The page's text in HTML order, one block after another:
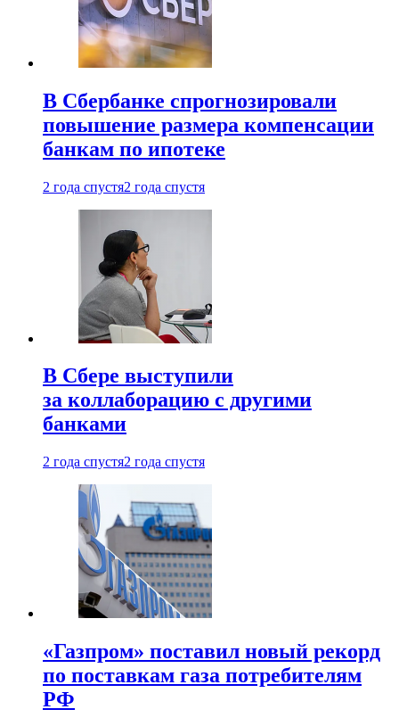
В Сбербанке спрогнозировали
повышение размера компенсации
банкам по ипотеке
2 года спустя2 года спустя
В Сбере выступили
за коллаборацию с другими
банками
2 года спустя2 года спустя
«Газпром» поставил новый рекорд
по поставкам газа потребителям
РФ